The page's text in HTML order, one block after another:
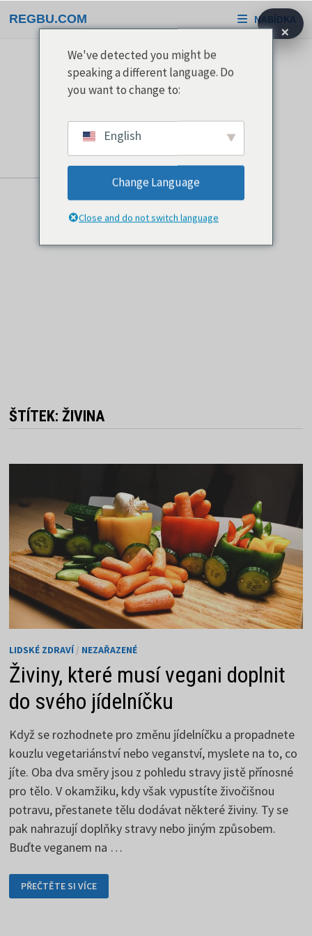
na
REGBU.COM NABÍDKA
ŠTÍTEK:ŽIVINA
LIDSKÉ ZDRAVÍ / NEZAŘAZENÉ
Živiny, které musí vegani doplnit
do svého jídelníčku
Když se rozhodnete pro změnu jídelníčku a propadnete
kouzlu vegetariánství nebo veganství, myslete na to, co
jíte. Oba dva směry jsou z pohledu stravy jistě přínosné
pro tělo. V okamžiku, kdy však vypustíte živočišnou
potravu, přestanete tělu dodávat některé živiny. Ty se
pak nahrazují doplňky stravy nebo jiným způsobem.
Buďte veganem na …
ŽIVINY,
KTERÉ
MUSÍ
PŘEČTĚTE SI VÍCE
×
We've detected you might be
speaking a different language. Do
you want to change to:
English
Change Language
Close and do not switch language